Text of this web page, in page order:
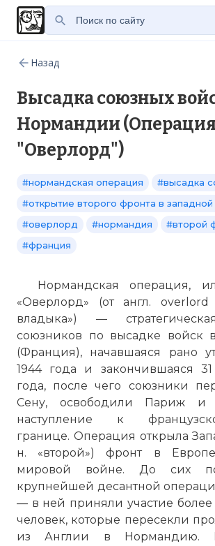
Назад
Высадка союзных
Нормандии (Операция
"Оверлорд")
#нормандская операция
#высадка
#открытие второго фронта в
#оверлорд
#нормандия
#второй
#франция
Нормандская операция,
«Оверлорд» (от англ. overlord
владыка») —
союзников по высадке войск
(Франция), начавшаяся рано
1944 года и закончившаяся 31
года, после чего союзники
Сену, освободили Париж и
наступление к
границе. Операция открыла
н. «второй») фронт в
мировой войне. До сих
крупнейшей десантной
— в ней приняли участие
человек, которые пересекли
из Англии в Нормандию.